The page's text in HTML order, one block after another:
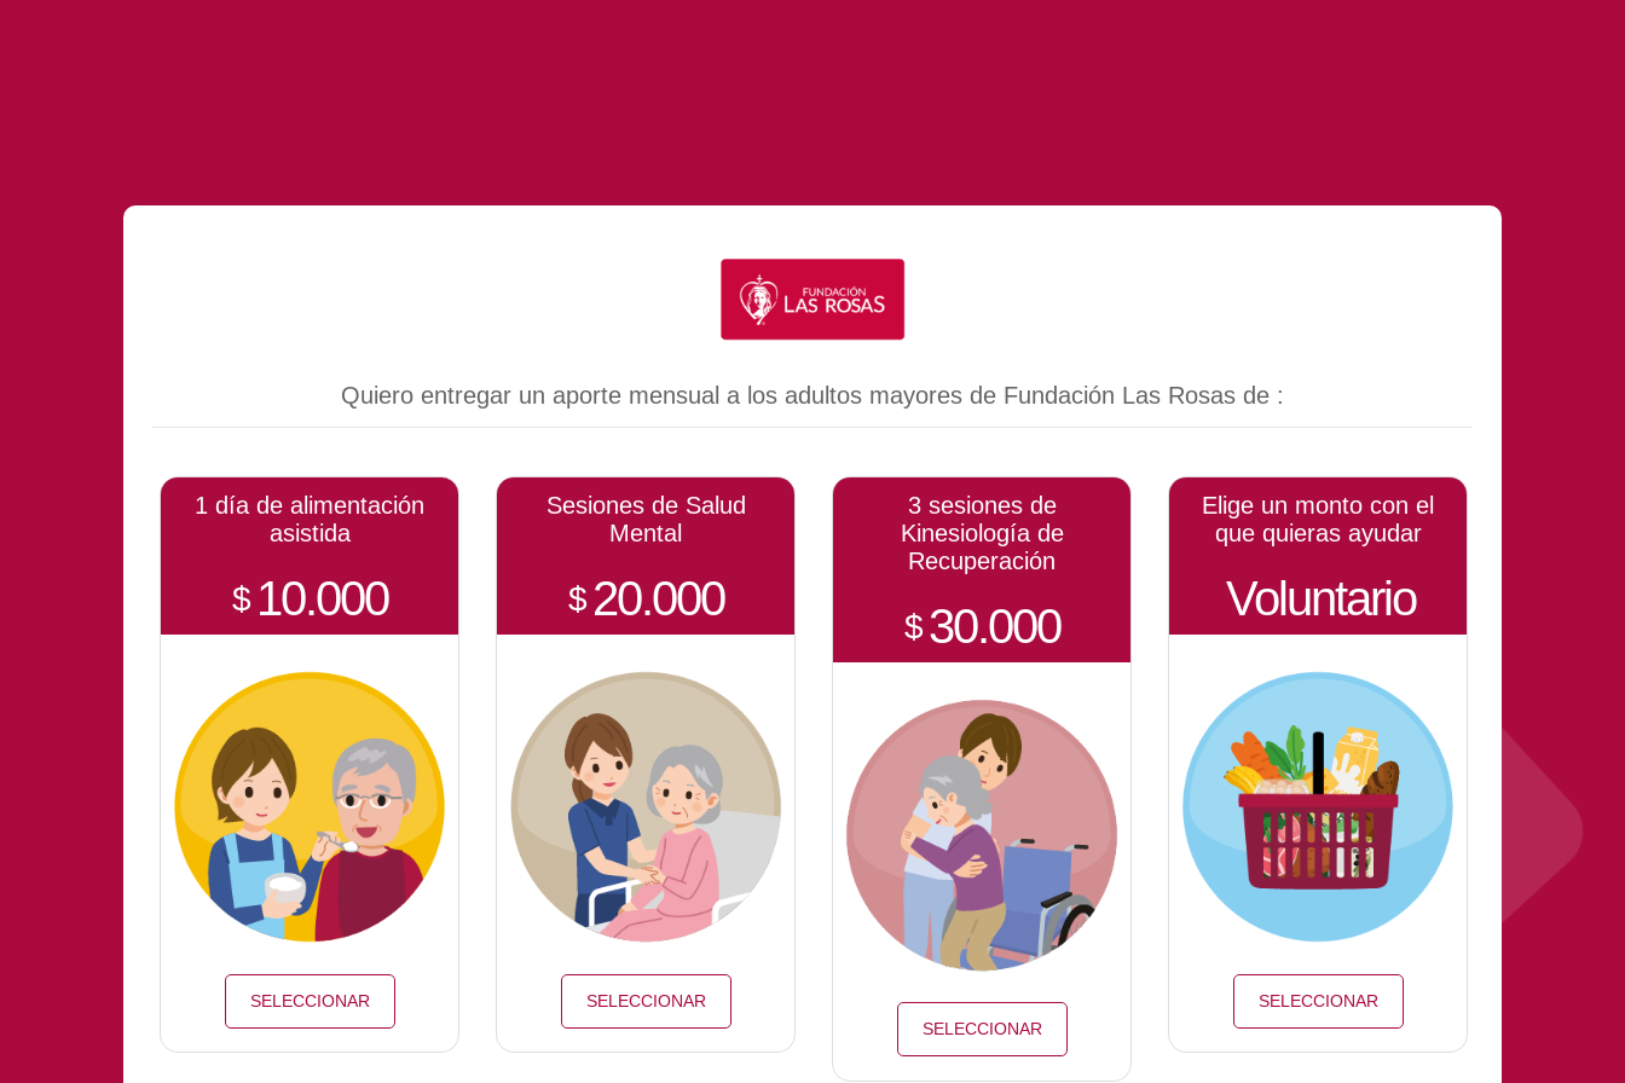
Quiero entregar un aporte mensual a los adultos mayores de Fundación Las Rosas de :
1 día de alimentación
asistida
$ 10.000
SELECCIONAR
Sesiones de Salud
Mental
$ 20.000
SELECCIONAR
3 sesiones de
Kinesiología de
Recuperación
$30.000
SELECCIONAR
Elige un monto con el
que quieras ayudar
Voluntario
SELECCIONAR